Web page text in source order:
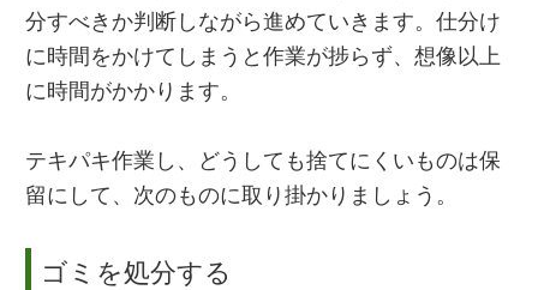
分すべきか判断しながら進めていきます。仕分け
に時間をかけてしまうと作業が捗らず、想像以上
に時間がかかります。
テキパキ作業し、どうしても捨てにくいものは保
留にして、次のものに取り掛かりましょう。
ゴミを処分する